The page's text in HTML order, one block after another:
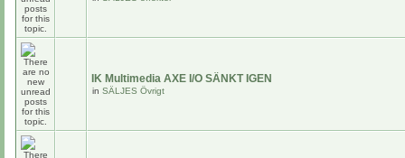
IK Multimedia AXE I/O SÄNKT IGEN
in SÄLJES Övrigt